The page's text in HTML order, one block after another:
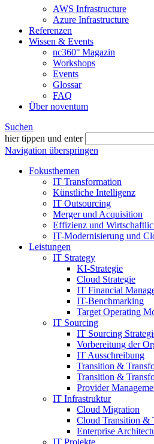
AWS Infrastructure
Azure Infrastructure
Referenzen
Wissen & Events
nc360° Magazin
Workshops
Events
Glossar
FAQ
Über noventum
Suchen
hier tippen und enter
Navigation überspringen
Fokusthemen
IT Transformation
Künstliche Intelligenz
IT Outsourcing
Merger und Acquisition
Effizienz und
IT-Modernisierung und
Leistungen
IT Strategy
KI-Strategie
Cloud Strategie
IT Financial
IT-Benchmarking
Target Operating
IT Sourcing
IT Sourcing
Vorbereitung der
IT Ausschreibung
Transition &
Transition &
Provider
IT Infrastruktur
Cloud Migration
Cloud Transition &
Enterprise
IT Projekte